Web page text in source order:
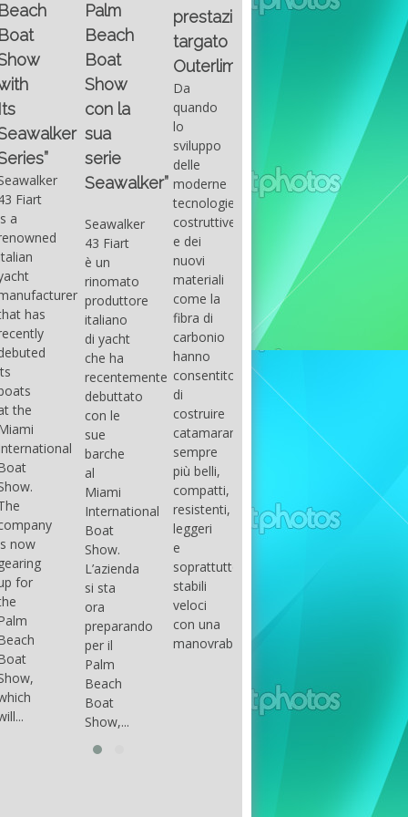
Palm
Beach
con la
Fiart
un
yacht
ha
le
International
sta
il
prestazioni
targato
Outerlimits.
Da
quando
lo
sviluppo
delle
moderne
costruttive
e dei
nuovi
materiali
come la
fibra di
carbonio
hanno
consentito
di
costruire
catamarani
sempre
più belli,
compatti,
resistenti,
leggeri
e
soprattutto
stabili
veloci
con una
manovrabilità...
Fountain
38SC è
una
barca a
console
centrale
sportiva
di lusso,
dove
velocità,
comodità
sicurezza
s’integrano
perfettamente,
cantiere
Fountain
ha
costruire
per tutti
di
barche
ad alte
prestazioni,
che...
basic
on
basic
intention
draw
attention
to the
use of
formulas
to be
occur.
The
correct
GUITAR
Santana
had its
maximum
in the
early
seventies
that
Santana,
parts of
the
group.